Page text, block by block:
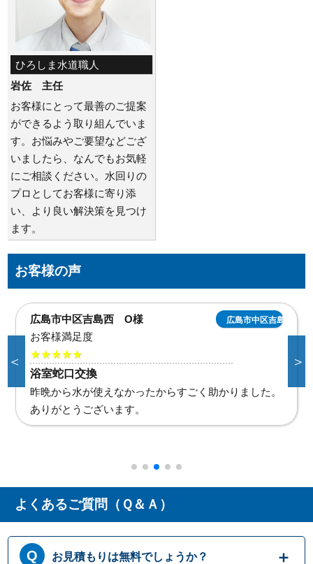
ひろしま水道職人
岩佐 主任
お客様にとって最善のご提案
ができるよう取り組んでいま
す。お悩みやご要望などござ
いましたら、なんでもお気軽
にご相談ください。水回りの
プロとしてお客様に寄り添
い、より良い解決策を見つけ
ます。
お客様の声
広島市中区吉島西 O様 広島市中区吉島西
お客様満足度
★★★★★
浴室蛇口交換
昨晩から水が使えなかったからすごく助かりました。
ありがとうございます。
＜ ＞
よくあるご質問（Ｑ＆Ａ）
お見積もりは無料でしょうか？